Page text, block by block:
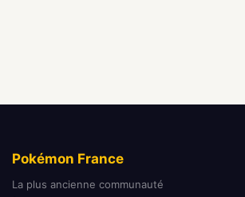
Pokémon France
La plus ancienne communauté